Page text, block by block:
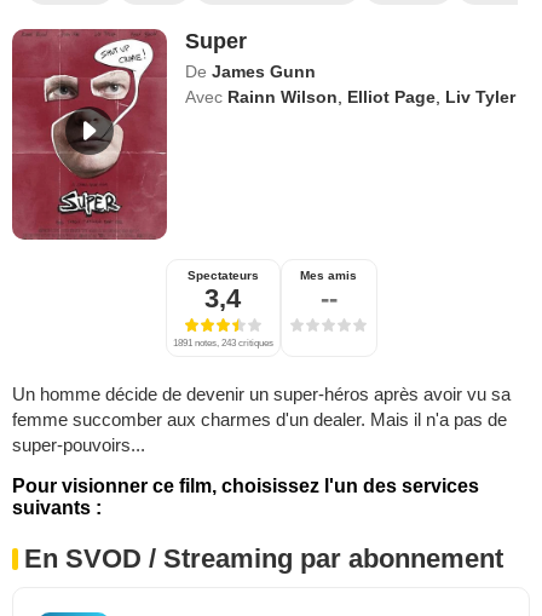
Super
De James Gunn
Avec Rainn Wilson Elliot Page Liv Tyler
Spectateurs
3,4
1891 notes, 243 critiques
Mes amis
--
Un homme décide de devenir un super-héros après avoir vu sa
femme succomber aux charmes d'un dealer. Mais il n'a pas de
super-pouvoirs...
Pour visionner ce film, choisissez l'un des services
suivants :
En SVOD / Streaming par abonnement